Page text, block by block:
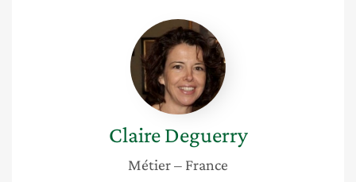
Claire
Deguerry
Claire Deguerry
Métier– France